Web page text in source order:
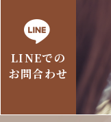
LINEでの
お問合わせ